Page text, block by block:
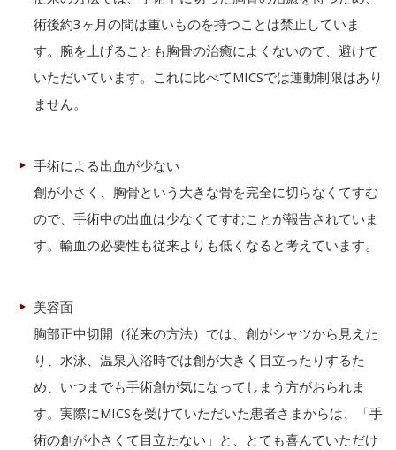
術後約3ヶ月の間は重いものを持つことは禁止していま
す。腕を上げることも胸骨の治癒によくないので、避けて
いただいています。これに比べてMICSでは運動制限はあり
ません。
手術による出血が少ない
創が小さく、胸骨という大きな骨を完全に切らなくてすむ
ので、手術中の出血は少なくてすむことが報告されていま
す。輸血の必要性も従来よりも低くなると考えています。
美容面
胸部正中切開（従来の方法）では、創がシャツから見えた
り、水泳、温泉入浴時では創が大きく目立ったりするた
め、いつまでも手術創が気になってしまう方がおられま
す。実際にMICSを受けていただいた患者さまからは、「手
術の創が小さくて目立たない」と、とても喜んでいただけ